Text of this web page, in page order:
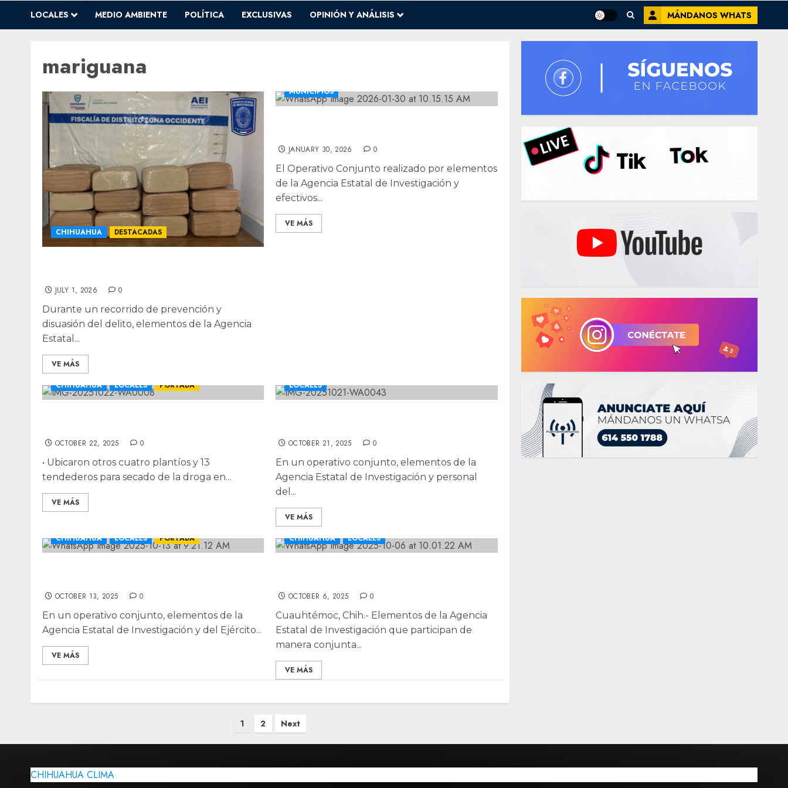
LOCALES MEDIO AMBIENTE POLÍTICA EXCLUSIVAS OPINIÓN Y ANÁLISIS MÁNDANOS WHATS
mariguana
CHIHUAHUA DESTACADAS
JULY 1, 2026 0
Durante un recorrido de prevención y
disuasión del delito, elementos de la Agencia
Estatal...
VE MÁS
MUNICIPIOS
JANUARY 30, 2026 0
El Operativo Conjunto realizado por elementos
de la Agencia Estatal de Investigación y
efectivos...
VE MÁS
CHIHUAHUA LOCALES PORTADA
OCTOBER 22, 2025 0
• Ubicaron otros cuatro plantíos y 13
tendederos para secado de la droga en...
VE MÁS
LOCALES
OCTOBER 21, 2025 0
En un operativo conjunto, elementos de la
Agencia Estatal de Investigación y personal
del...
VE MÁS
CHIHUAHUA
LOCALES PORTADA
OCTOBER 13, 2025 0
En un operativo conjunto, elementos de la
Agencia Estatal de Investigación y del Ejército...
VE MÁS
CHIHUAHUA LOCALES
OCTOBER 6, 2025 0
Cuauhtémoc, Chih.- Elementos de la Agencia
Estatal de Investigación que participan de
manera conjunta...
VE MÁS
pagination
1 2 Next
CHIHUAHUA CLIMA